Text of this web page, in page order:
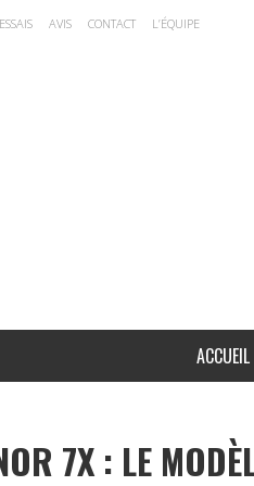
ESSAIS AVIS CONTACT L’ÉQUIPE
ACCUEIL
7X : LE